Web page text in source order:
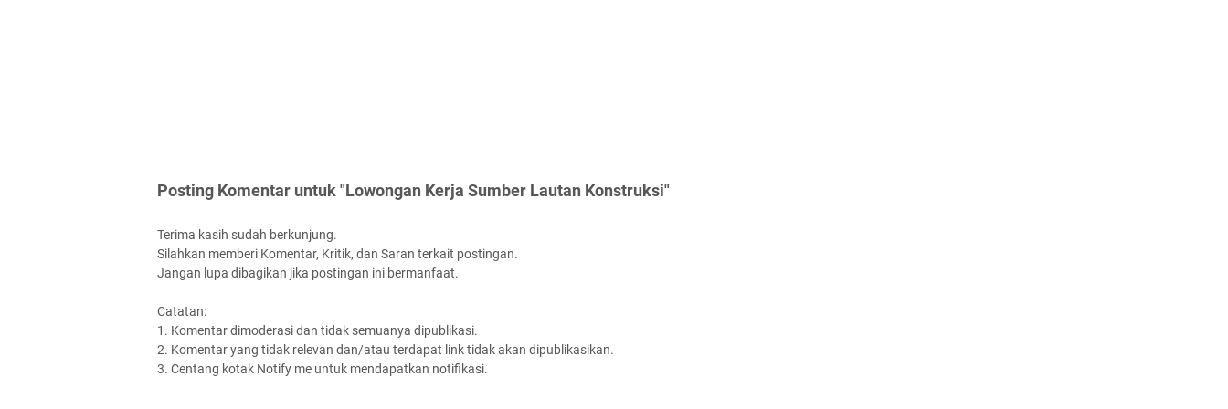
Posting Komentar untuk "Lowongan Kerja Sumber Lautan Konstruksi"
Terima kasih sudah berkunjung.
Silahkan memberi Komentar, Kritik, dan Saran terkait postingan.
Jangan lupa dibagikan jika postingan ini bermanfaat.
Catatan:
1. Komentar dimoderasi dan tidak semuanya dipublikasi.
2. Komentar yang tidak relevan dan/atau terdapat link tidak akan dipublikasikan.
3. Centang kotak Notify me untuk mendapatkan notifikasi.